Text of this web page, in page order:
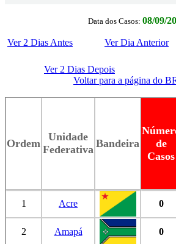
Data dos Casos: 08/09/
Ver 2 Dias Antes Ver Dia Anterior
Ver 2 Dias Depois
Voltar para a página do
Ordem
Unidade
Federativa Bandeira
de
Casos
1 Acre 0
2 Amapá 0